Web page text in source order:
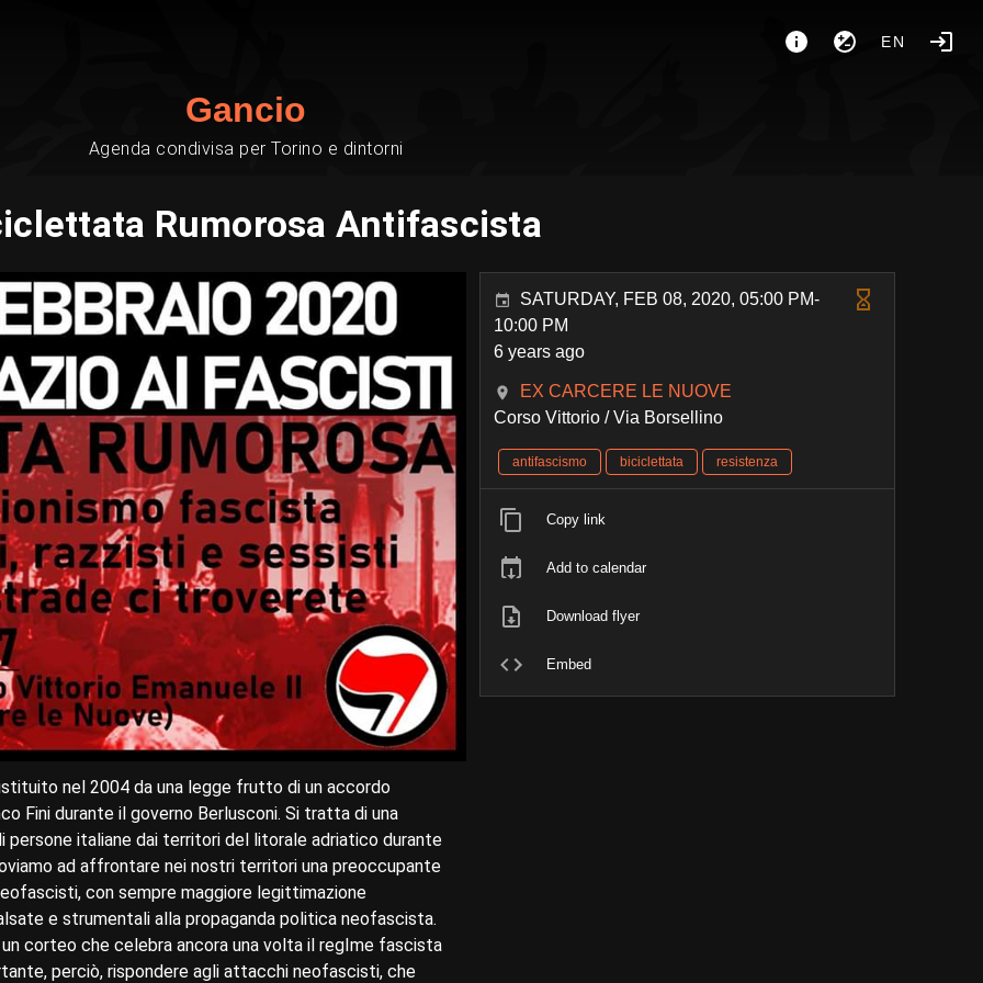
EN
Gancio
Agenda condivisa per Torino e dintorni
Rumorosa Antifascista
istituito nel 2004 da una legge frutto di un accordo
Fini durante il governo Berlusconi. Si tratta di una
italiane dai territori del litorale adriatico durante
ad affrontare nei nostri territori una preoccupante
con sempre maggiore legittimazione
e strumentali alla propaganda politica neofascista.
corteo che celebra ancora una volta il regIme fascista
perciò, rispondere agli attacchi neofascisti, che
SATURDAY, FEB 08, 2020, 05:00 PM-
10:00 PM
6 years ago
EX CARCERE LE NUOVE
Corso Vittorio / Via Borsellino
antifascismo biciclettata resistenza
Copy link
Add to calendar
Download flyer
Embed